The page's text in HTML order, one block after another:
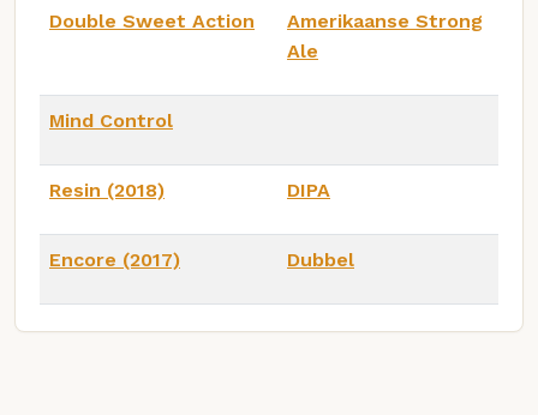
Double Sweet Action
Amerikaanse Strong
Ale
Mind Control
Resin (2018) DIPA
Encore (2017) Dubbel